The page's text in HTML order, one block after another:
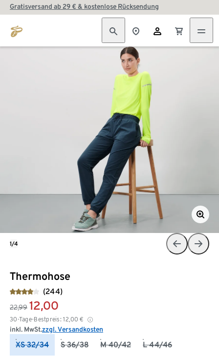
Gratisversand ab 29 € & kostenlose Rücksendung
Thermohose
(244)
22,99 12,00
30-Tage-Bestpreis: 12,00 €
inkl. MwSt.zzgl. Versandkosten
XS 32/34 S 36/38 M 40/42 L 44/46
1/4